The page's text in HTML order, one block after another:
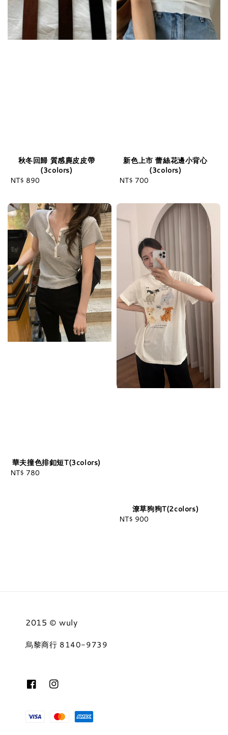
秋冬回歸 質感麂皮皮帶
(3colors)
Regular
NT$ 890
新色上市 蕾絲花邊小背心
(3colors)
Regular
NT$ 700
華夫撞色排釦短T(3colors)
Regular
NT$ 780
潦草狗狗T(2colors)
Regular
NT$ 900
2015 © wuly
烏黎商行 8140-9739